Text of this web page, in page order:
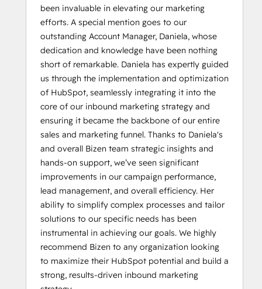
been invaluable in elevating our marketing
efforts. A special mention goes to our
outstanding Account Manager, Daniela, whose
dedication and knowledge have been nothing
short of remarkable. Daniela has expertly guided
us through the implementation and optimization
of HubSpot, seamlessly integrating it into the
core of our inbound marketing strategy and
ensuring it became the backbone of our entire
sales and marketing funnel. Thanks to Daniela's
and overall Bizen team strategic insights and
hands-on support, we’ve seen significant
improvements in our campaign performance,
lead management, and overall efficiency. Her
ability to simplify complex processes and tailor
solutions to our specific needs has been
instrumental in achieving our goals. We highly
recommend Bizen to any organization looking
to maximize their HubSpot potential and build a
strong, results-driven inbound marketing